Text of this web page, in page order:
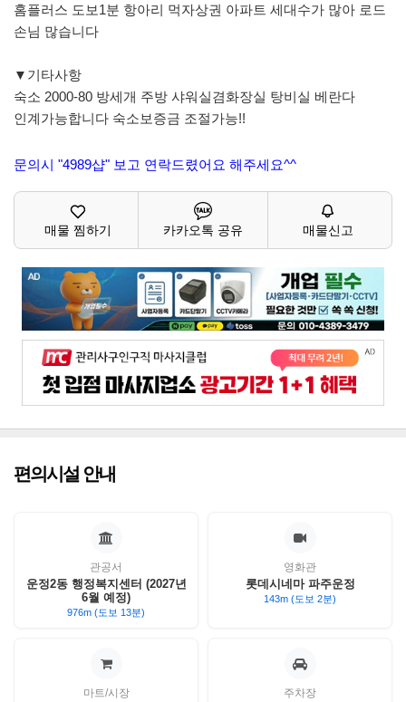
홈플러스 도보1분 항아리 먹자상권 아파트 세대수가 많아 로드
손님 많습니다
▼기타사항
숙소 2000-80 방세개 주방 샤워실겸화장실 탕비실 베란다
인계가능합니다 숙소보증금 조절가능!!
문의시 "4989샵" 보고 연락드렸어요 해주세요^^
매물 찜하기 카카오톡 공유 매물신고
편의시설 안내
관공서
운정2동 행정복지센터 (2027년
6월 예정)
976m (도보 13분)
영화관
롯데시네마 파주운정
143m (도보 2분)
마트/시장 주차장